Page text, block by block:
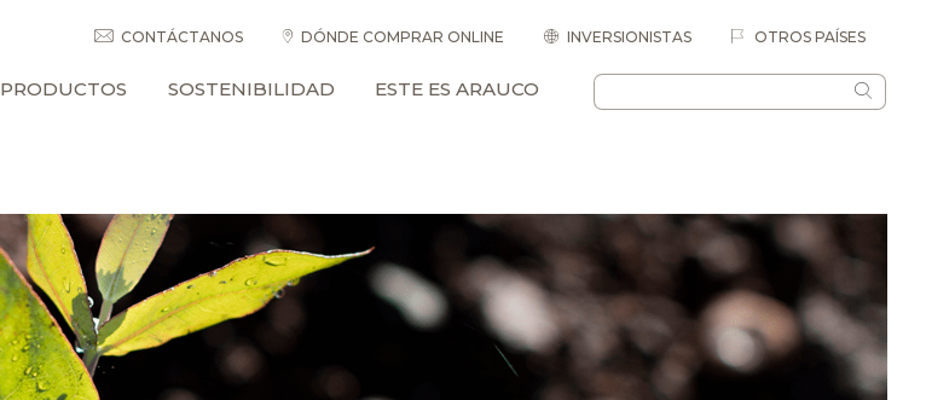
CONTÁCTANOS DÓNDE COMPRAR ONLINE INVERSIONISTAS OTROS PAÍSES
PRODUCTOS SOSTENIBILIDAD ESTE ES ARAUCO